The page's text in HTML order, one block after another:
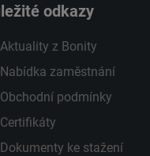
odkazy
Aktuality z Bonity
Nabídka zaměstnání
Obchodní podmínky
Certifikáty
Dokumenty ke stažení